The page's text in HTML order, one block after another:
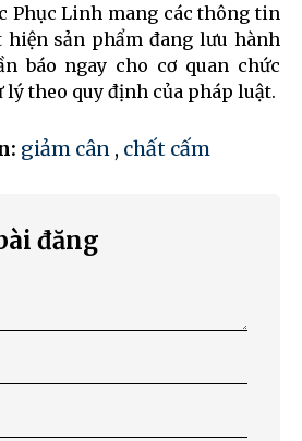
Phục Linh mang các thông tin
hiện sản phẩm đang lưu hành
báo ngay cho cơ quan chức
theo quy định của pháp luật.
giảm cân , chất cấm
đăng